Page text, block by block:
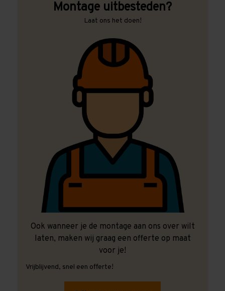
Montage uitbesteden?
Laat ons het doen!
Ook wanneer je de montage aan ons over wilt
laten, maken wij graag een offerte op maat
voor je!
Vrijblijvend, snel een offerte!